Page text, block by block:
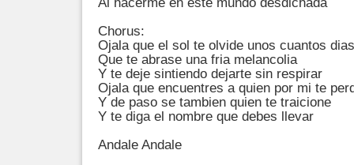
Chorus:
Ojala que el sol te olvide unos cuantos dias
Que te abrase una fria melancolia
Y te deje sintiendo dejarte sin respirar
Ojala que encuentres a quien por mi te
Y de paso se tambien quien te traicione
Y te diga el nombre que debes llevar
Andale Andale